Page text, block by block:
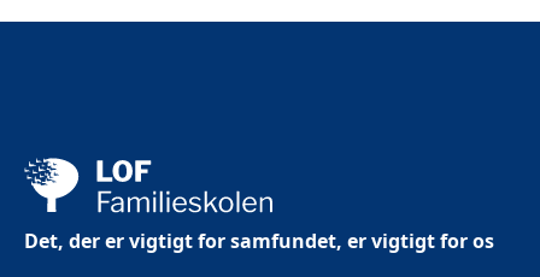
Det, der er vigtigt for samfundet, er vigtigt for os